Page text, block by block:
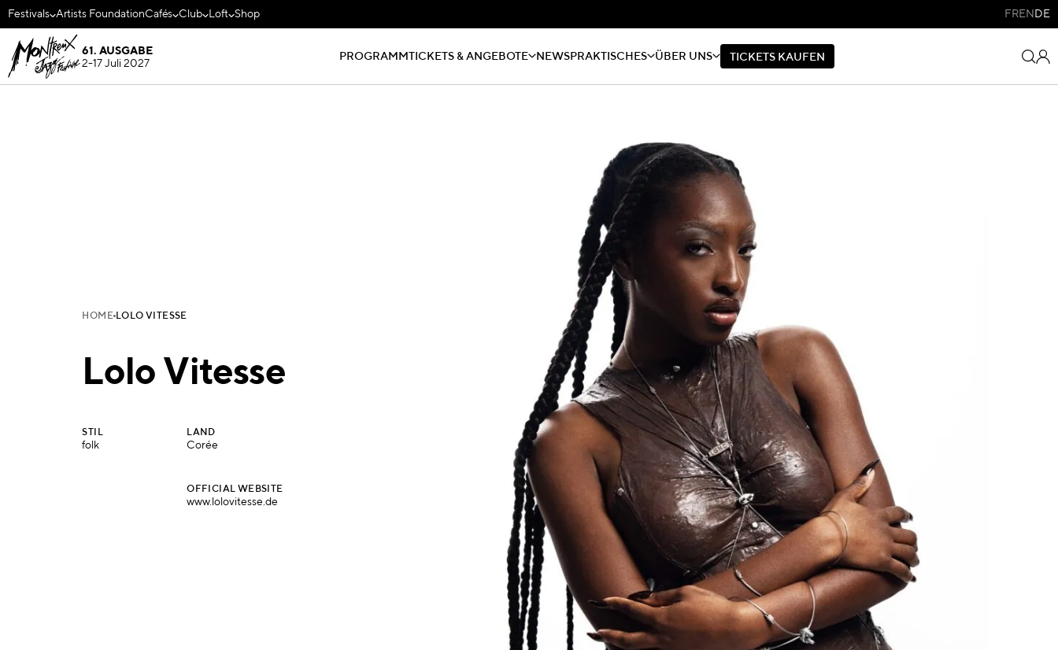
Festivals Artists FoundationCafés Club Loft Shop FREN DE
61. AUSGABE
2-17 Juli 2027
PROGRAMMTICKETS & ANGEBOTE NEWS PRAKTISCHES ÜBER UNS IC K E TS KAU F E N
TICKETS KAUFEN
HOME LOLO VITESSE
Lolo Vitesse
STIL
folk
LAND
Corée
OFFICIAL WEBSITE
www.lolovitesse.de